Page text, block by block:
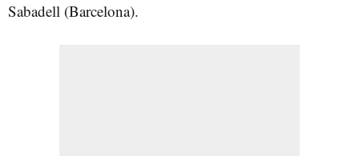
Sabadell (Barcelona).